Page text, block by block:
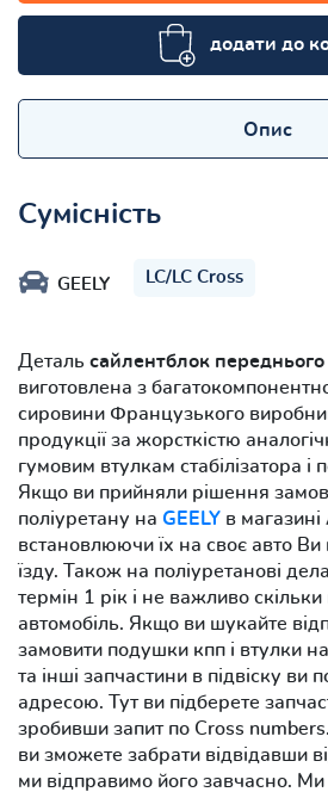
додати до
Опис
Сумісність
GEELY LC/LC Cross
Деталь сайлентблок
виготовлена з
сировини Французького
продукції за жорсткістю
гумовим втулкам стабілізатора
Якщо ви прийняли рішення
поліуретану на GEELY в
встановлюючи їх на своє авто Ви
їзду. Також на поліуретанові
термін 1 рік і не важливо
автомобіль. Якщо ви шукайте
замовити подушки кпп і втулки на
та інші запчастини в підвіску ви
адресою. Тут ви підберете
зробивши запит по Cross
ви зможете забрати відвідавши
ми відправимо його завчасно.